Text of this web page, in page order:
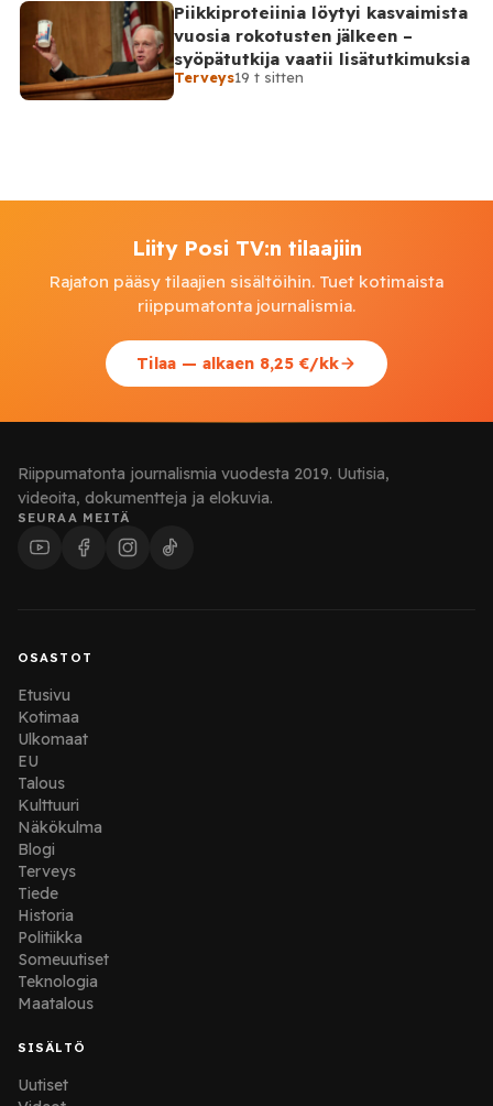
Piikkiproteiinia löytyi kasvaimista
vuosia rokotusten jälkeen –
syöpätutkija vaatii lisätutkimuksia
Terveys19 t sitten
Liity Posi TV:n tilaajiin
Rajaton pääsy tilaajien sisältöihin. Tuet kotimaista
riippumatonta journalismia.
Tilaa — alkaen 8,25 €/kk
Riippumatonta journalismia vuodesta 2019. Uutisia,
videoita, dokumentteja ja elokuvia.
SEURAA MEITÄ
OSASTOT
Etusivu
Kotimaa
Ulkomaat
EU
Talous
Kulttuuri
Näkökulma
Blogi
Terveys
Tiede
Historia
Politiikka
Someuutiset
Teknologia
Maatalous
SISÄLTÖ
Uutiset